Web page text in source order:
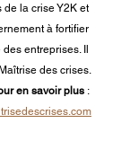
la crise Y2K et
à fortifier
entreprises. Il
des crises.​
en savoir plus :